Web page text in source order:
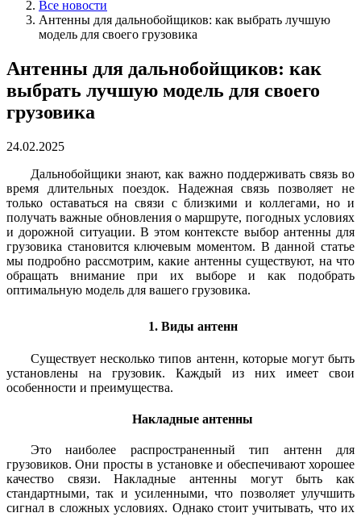
Все новости
Антенны для дальнобойщиков: как выбрать лучшую
модель для своего грузовика
Антенны для дальнобойщиков: как
выбрать лучшую модель для своего
грузовика
24.02.2025
Дальнобойщики знают, как важно поддерживать связь во
время длительных поездок. Надежная связь позволяет не
только оставаться на связи с близкими и коллегами, но и
получать важные обновления о маршруте, погодных условиях
и дорожной ситуации. В этом контексте выбор антенны для
грузовика становится ключевым моментом. В данной статье
мы подробно рассмотрим, какие антенны существуют, на что
обращать внимание при их выборе и как подобрать
оптимальную модель для вашего грузовика.
1. Виды антенн
Существует несколько типов антенн, которые могут быть
установлены на грузовик. Каждый из них имеет свои
особенности и преимущества.
Накладные антенны
Это наиболее распространенный тип антенн для
грузовиков. Они просты в установке и обеспечивают хорошее
качество связи. Накладные антенны могут быть как
стандартными, так и усиленными, что позволяет улучшить
сигнал в сложных условиях. Однако стоит учитывать, что их